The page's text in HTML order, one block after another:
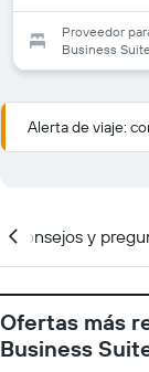
Proveedor
Business
Alerta de viaje:
Consejos y
Ofertas más
Business